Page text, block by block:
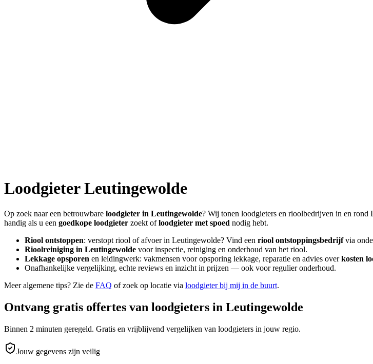
LoodgieterLeutingewolde
Op zoek naar een betrouwbare loodgieter in Leutingewolde? Wij tonen loodgieters en rioolbedrijven in en rond
handig als u een goedkope loodgieter zoekt ofloodgieter met spoed nodig hebt.
Riool ontstoppen: verstopt riool of afvoer in Leutingewolde? Vind een riool ontstoppingsbedrijfvia
Rioolreiniging in Leutingewolde voor inspectie, reiniging en onderhoud van het riool.
Lekkage opsporen en leidingwerk: vakmensen voor opsporing lekkage, reparatie en advies overkosten
Onafhankelijke vergelijking, echte reviews en inzicht in prijzen — ook voor regulier onderhoud.
Meer algemene tips? Zie de FAQ of zoek op locatie via loodgieter bij mij in de buurt.
Ontvang gratis offertes van loodgieters in Leutingewolde
Binnen 2 minuten geregeld. Gratis en vrijblijvend vergelijken van loodgieters in jouw regio.
Jouw gegevens zijn veilig